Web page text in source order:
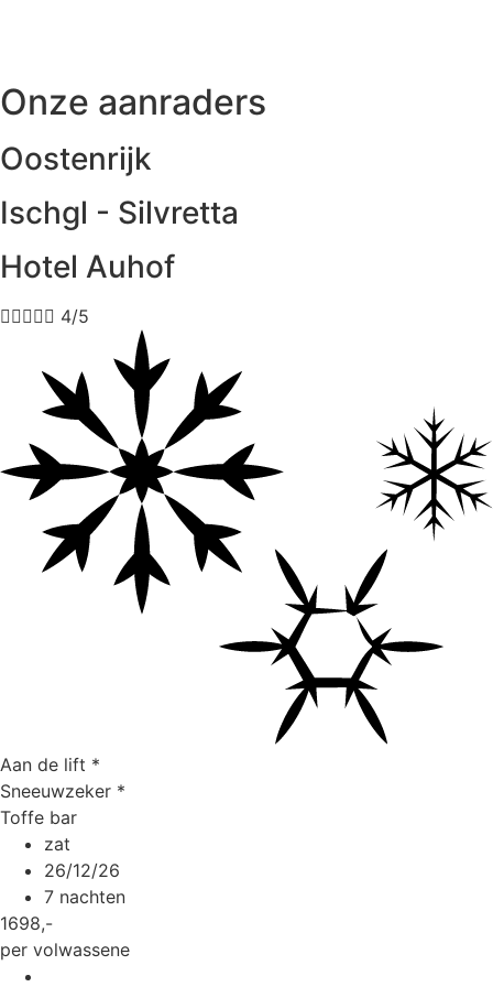
Onze aanraders
Oostenrijk
Ischgl - Silvretta
Hotel Auhof
 4/5
Aan de lift *
Sneeuwzeker *
Toffe bar
zat
26/12/26
7 nachten
1698,-
per volwassene